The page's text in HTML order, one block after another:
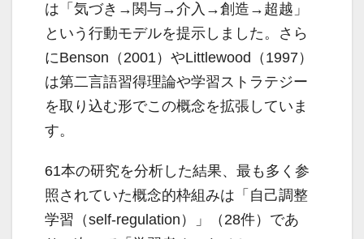
は「気づき→関与→介入→創造→超越」
という行動モデルを提示しました。さら
にBenson（2001）やLittlewood（1997）
は第二言語習得理論や学習ストラテジー
を取り込む形でこの概念を拡張していま
す。
61本の研究を分析した結果、最も多く参
照されていた概念的枠組みは「自己調整
学習（self-regulation）」（28件）であ